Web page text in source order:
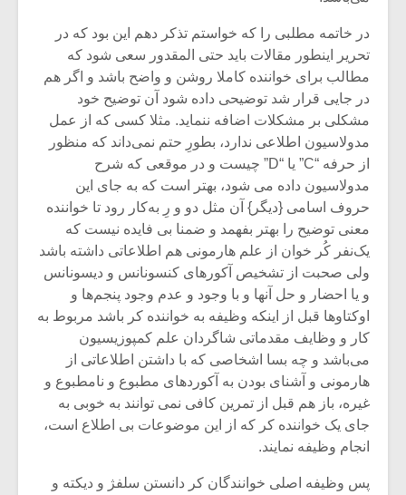
در خاتمه مطلبی را که خواستم تذکر دهم این بود که در
تحریر اینطور مقالات باید حتی المقدور سعی شود که
مطالب برای خواننده کاملا روشن و واضح باشد و اگر هم
در جایی قرار شد توضیحی داده شود آن توضیح خود
مشکلی بر مشکلات اضافه ننماید. مثلا کسی که از عمل
مدولاسیون اطلاعی ندارد، بطورِ حتم نمی‌داند که منظور
از حرفه “C” یا “D” چیست و در موقعی که شرح
مدولاسیون داده می شود، بهتر است که به جای این
حروف اسامی {دیگر} آن مثل دو و رِ به‌کار رود تا خواننده
معنی توضیح را بهتر بفهمد و ضمنا بی فایده نیست که
یک‌نفر کُر خوان از علم هارمونی هم اطلاعاتی داشته باشد
ولی صحبت از تشخیص آکورهای کنسونانس و دیسونانس
و یا احضار و حل آنها و با وجود و عدم وجود پنجم‌ها و
اوکتاوها قبل از اینکه وظیفه به خواننده کر باشد مربوط به
کار و وظایف مقدماتی شاگردان علم کمپوزیسیون
می‌باشد و چه بسا اشخاصی که با داشتن اطلاعاتی از
هارمونی و آشنای بودن به آکوردهای مطبوع و نامطبوع و
غیره، باز هم قبل از تمرین کافی نمی توانند به خوبی به
جای یک خواننده کر که از این موضوعات بی اطلاع است،
انجام وظیفه نمایند.
پس وظیفه اصلی خوانندگان کر دانستن سلفژ و دیکته و
میکلوش روژا
یادداشتی بر موسیقی
متن فیلم «متری
شیش و نیم»
اگر نمی توانی
مشهورترین باشی،
بدنام ترین باش
موریس ژار
برگزار
موسیقی